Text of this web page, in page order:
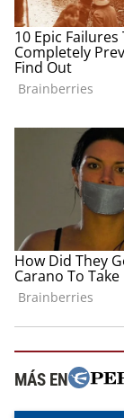
MÁS EN